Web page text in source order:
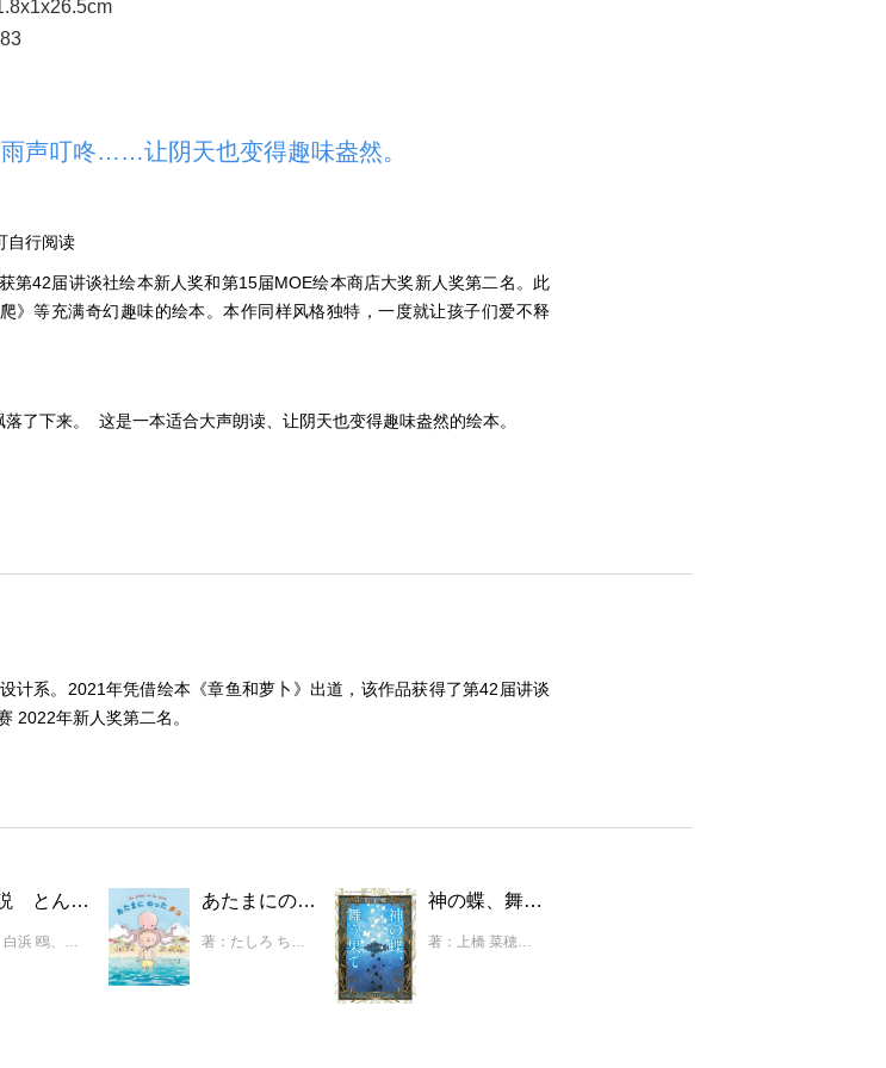
声叮咚……让阴天也变得趣味盎然。
自行阅读
第42届讲谈社绘本新人奖和第15届MOE绘本商店大奖新人奖第二名。此
》等充满奇幻趣味的绘本。本作同样风格独特，一度就让孩子们爱不释
了下来。 这是一本适合大声朗读、让阴天也变得趣味盎然的绘本。
计系。2021年凭借绘本《章鱼和萝卜》出道，该作品获得了第42届讲谈
2022年新人奖第二名。
小説 とんがり帽子のアトリエ（１） あたまにのったタコ 神の蝶、舞う果て